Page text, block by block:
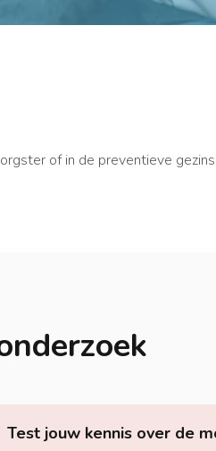
of in de preventieve
Test jouw kennis over de